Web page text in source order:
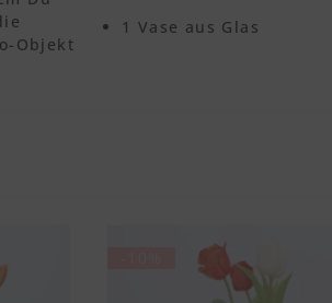
Objekt
1 Vase aus Glas